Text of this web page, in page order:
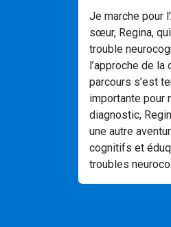
Je marche pour
sœur, Regina,
trouble
l’approche de
parcours s’est
importante pour
diagnostic,
une autre
cognitifs et
troubles